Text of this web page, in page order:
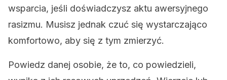
wsparcia, jeśli doświadczysz aktu awersyjnego
rasizmu. Musisz jednak czuć się wystarczająco
komfortowo, aby się z tym zmierzyć.
Powiedz danej osobie, że to, co powiedzieli,